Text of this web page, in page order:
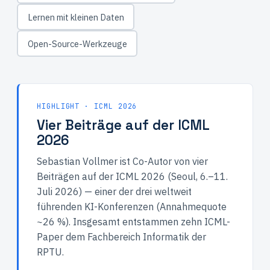
Lernen mit kleinen Daten
Open-Source-Werkzeuge
HIGHLIGHT · ICML 2026
Vier Beiträge auf der ICML
2026
Sebastian Vollmer ist Co-Autor von vier
Beiträgen auf der ICML 2026 (Seoul, 6.–11.
Juli 2026) — einer der drei weltweit
führenden KI-Konferenzen (Annahmequote
~26 %). Insgesamt entstammen zehn ICML-
Paper dem Fachbereich Informatik der
RPTU.